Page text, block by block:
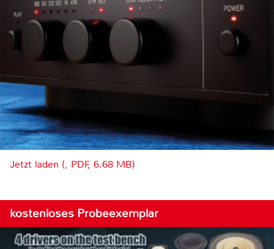
Jetzt laden (, PDF, 6.68 MB)
kostenloses Probeexemplar